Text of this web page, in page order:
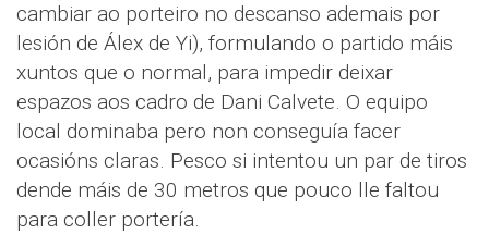
cambiar ao porteiro no descanso ademais por
lesión de Álex de Yi), formulando o partido máis
xuntos que o normal, para impedir deixar
espazos aos cadro de Dani Calvete. O equipo
local dominaba pero non conseguía facer
ocasións claras. Pesco si intentou un par de tiros
dende máis de 30 metros que pouco lle faltou
para coller portería.